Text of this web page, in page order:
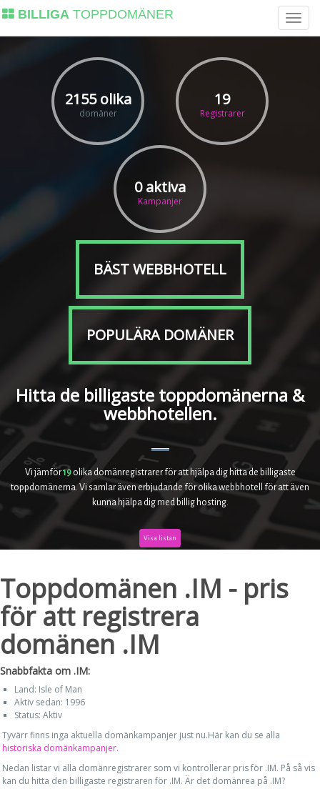
BILLIGA TOPPDOMÄNER
2155 olika
domäner
19
Registrarer
0 aktiva
Kampanjer
BÄST WEBBHOTELL
POPULÄRA DOMÄNER
Hitta de billigaste toppdomänerna &
webbhotellen.
Vi jämför19olika domänregistrarer för att hjälpa dig hitta de billigaste
toppdomänerna. Vi samlar även erbjudande för olika webbhotell för att även
kunna hjälpa dig med billig hosting.
Visa listan
Toppdomänen .IM - pris
för att registrera
domänen .IM
Snabbfakta om .IM:
Land: Isle of Man
Aktiv sedan: 1996
Status: Aktiv
Tyvärr finns inga aktuella domänkampanjer just nu.Här kan du se alla
historiska domänkampanjer.
Nedan listar vi alla domänregistrarer som vi kontrollerar pris för .IM. På så vis
kan du hitta den billigaste registraren för .IM. Är det domänrea på .IM?